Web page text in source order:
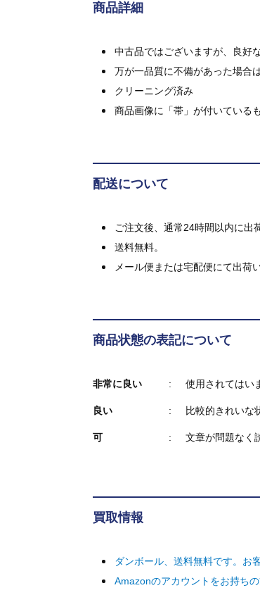
商品詳細
中古品ではございますが、良好
万が一品質に不備があった場合
クリーニング済み
商品画像に「帯」が付いている
配送について
ご注文後、通常24時間以内に出
送料無料。
メール便または宅配便にて出荷
商品状態の表記について
非常に良い 使用されてはい
良い 比較的きれいな
可 文章が問題なく
買取情報
ダンボール、送料無料です。お
Amazonのアカウントをお持ち